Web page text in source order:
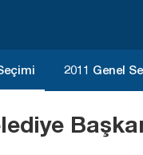
2011 Genel